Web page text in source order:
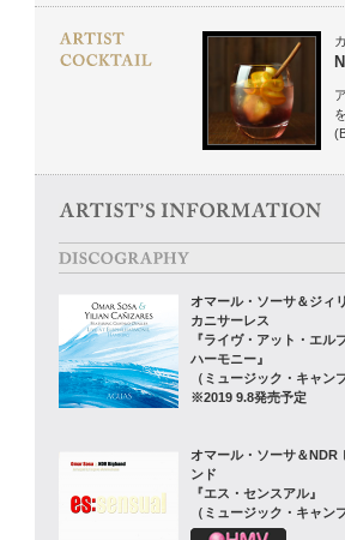
オマール・ソーサ＆ジィ
カニサーレス
『ライヴ・アット・エル
ハーモニー』
（ミュージック・キャンプ
※2019 9.8発売予定
オマール・ソーサ＆NDR
ンド
『エス・センスアル』
（ミュージック・キャンプ